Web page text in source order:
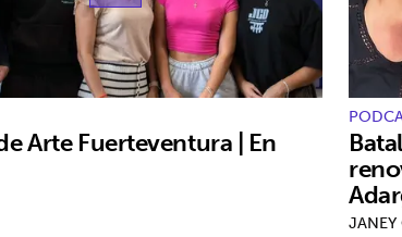
Arte Fuerteventura | En
JANEY